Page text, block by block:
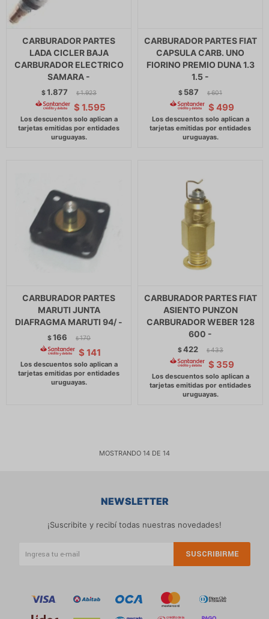
CARBURADOR PARTES
LADA CICLER BAJA
CARBURADOR ELECTRICO
SAMARA -
$1.877 $ 1.923
$ 1.595
CARBURADOR PARTES FIAT
CAPSULA CARB. UNO
FIORINO PREMIO DUNA 1.3
1.5 -
$ 587 $ 601
$ 499
CARBURADOR PARTES
MARUTI JUNTA
DIAFRAGMA MARUTI 94/ -
$166 $ 170
$ 141
CARBURADOR PARTES FIAT
ASIENTO PUNZON
CARBURADOR WEBER 128
600 -
$422 $ 433
$ 359
MOSTRANDO 14 DE 14
NEWSLETTER
¡Suscribite y recibí todas nuestras novedades!
SUSCRIBIRME